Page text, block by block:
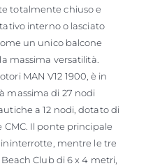
totalmente chiuso e
interno o lasciato
un unico balcone
massima versatilità.
MAN V12 1900, è in
massima di 27 nodi
a 12 nodi, dotato di
Il ponte principale
mentre le tre
Club di 6 x 4 metri,